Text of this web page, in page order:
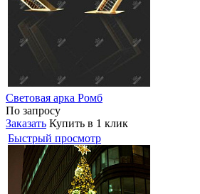
Световая арка Ромб
По запросу
Заказать Купить в 1 клик
Быстрый просмотр